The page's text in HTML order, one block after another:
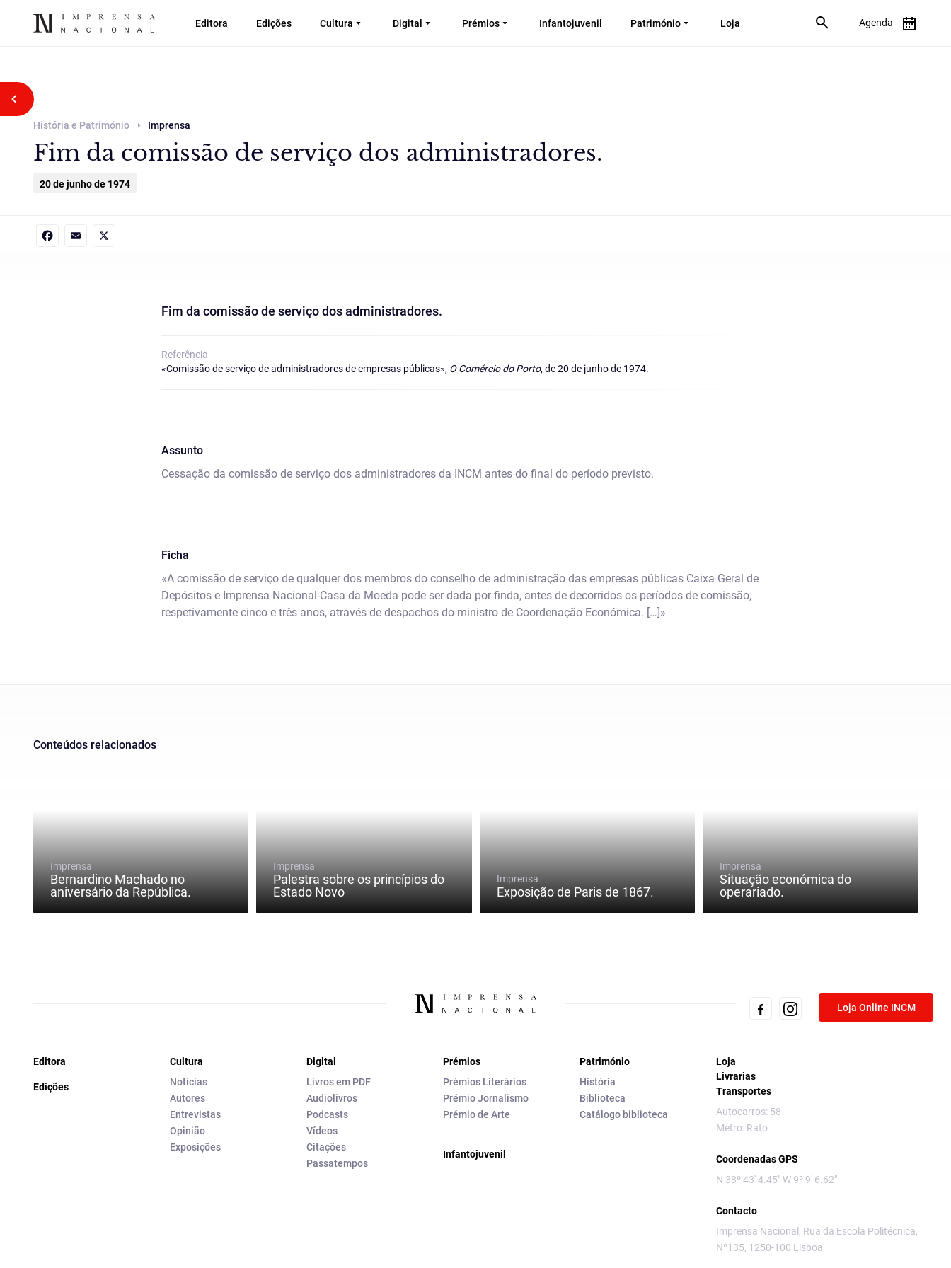
Editora Edições Cultura Digital Prémios Infantojuvenil Património Loja Agenda
Voltar atrás
História e Património Imprensa
Fim da comissão de serviço dos administradores.
20 de junho de 1974
Fim da comissão de serviço dos administradores.
Referência
«Comissão de serviço de administradores de empresas públicas», O Comércio do Porto, de 20 de junho de 1974.
Assunto
Cessação da comissão de serviço dos administradores da INCM antes do final do período previsto.
Ficha
«A comissão de serviço de qualquer dos membros do conselho de administração das empresas públicas Caixa Geral de
Depósitos e Imprensa Nacional-Casa da Moeda pode ser dada por finda, antes de decorridos os períodos de comissão,
respetivamente cinco e três anos, através de despachos do ministro de Coordenação Económica. […]»
Conteúdos relacionados
Imprensa
Bernardino Machado no
aniversário da República.
Imprensa
Palestra sobre os princípios do
Estado Novo
Imprensa
Exposição de Paris de 1867.
Imprensa
Situação económica do
operariado.
Loja Online INCM
Editora
Edições
Cultura
Notícias
Autores
Entrevistas
Opinião
Exposições
Digital
Livros em PDF
Audiolivros
Podcasts
Vídeos
Citações
Passatempos
Prémios
Prémios Literários
Prémio Jornalismo
Prémio de Arte
Infantojuvenil
Património
História
Biblioteca
Catálogo biblioteca
Loja
Livrarias
Transportes
Autocarros: 58
Metro: Rato
Coordenadas GPS
N 38º 43' 4.45" W 9º 9' 6.62"
Contacto
Imprensa Nacional, Rua da Escola Politécnica,
Nº135, 1250-100 Lisboa